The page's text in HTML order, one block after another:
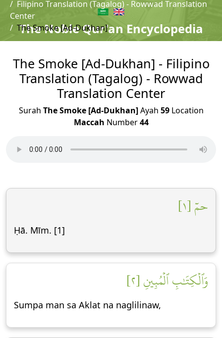
The Noble Qur'an Encyclopedia
Filipino Translation (Tagalog) - Rowwad Translation
Center
The Smoke [Ad-Dukhan]
The Smoke [Ad-Dukhan] - Filipino
Translation (Tagalog) - Rowwad
Translation Center
Surah The Smoke [Ad-Dukhan]Ayah 59Location
Maccah Number44
حمٓ [١]
Ḥā. Mīm. [1]
وَٱلۡكِتَٰبِ ٱلۡمُبِينِ [٢]
Sumpa man sa Aklat na naglilinaw,